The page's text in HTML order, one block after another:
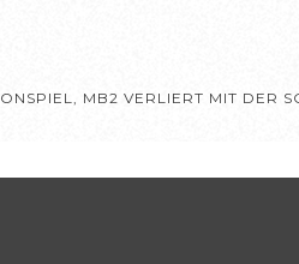
MB2 VERLIERT MIT DER